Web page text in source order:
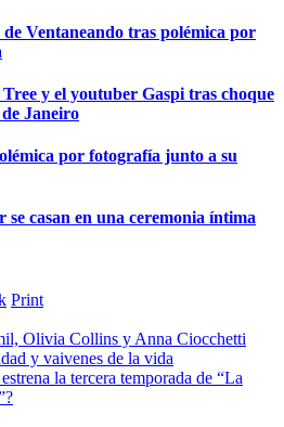
Ventaneando tras polémica por
y el youtuber Gaspi tras choque
Janeiro
por fotografía junto a su
casan en una ceremonia íntima
Print
Olivia Collins y Anna Ciocchetti
y vaivenes de la vida
la tercera temporada de “La